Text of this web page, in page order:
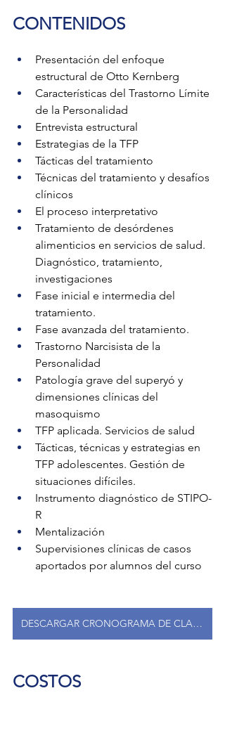
CONTENIDOS
Presentación del enfoque
estructural de Otto Kernberg
Características del Trastorno Límite
de la Personalidad
Entrevista estructural
Estrategias de la TFP
Tácticas del tratamiento
Técnicas del tratamiento y desafíos
clínicos
El proceso interpretativo
Tratamiento de desórdenes
alimenticios en servicios de salud.
Diagnóstico, tratamiento,
investigaciones
Fase inicial e intermedia del
tratamiento.
Fase avanzada del tratamiento.
Trastorno Narcisista de la
Personalidad
Patología grave del superyó y
dimensiones clínicas del
masoquismo
TFP aplicada. Servicios de salud
Tácticas, técnicas y estrategias en
TFP adolescentes. Gestión de
situaciones difíciles.
Instrumento diagnóstico de STIPO-
R
Mentalización
Supervisiones clínicas de casos
aportados por alumnos del curso
DESCARGAR CRONOGRAMA DE CLASES Y CV DE DOCENTES
COSTOS